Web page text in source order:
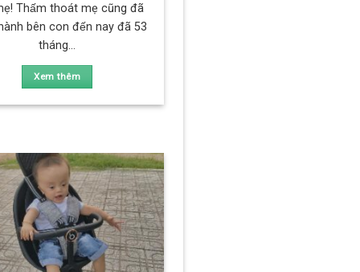
Thấm thoát mẹ cũng đã
bên con đến nay đã 53
tháng...
Xem thêm